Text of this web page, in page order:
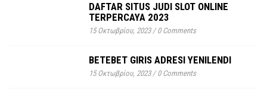
DAFTAR SITUS JUDI SLOT ONLINE
TERPERCAYA 2023
15 Οκτωβρίου, 2023/0 Comments
BETEBET GIRIS ADRESI YENILENDI
15 Οκτωβρίου, 2023/0 Comments